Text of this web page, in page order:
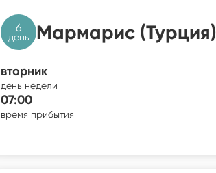
6
день Мармарис (Турция)
вторник
день недели
07:00
время прибытия